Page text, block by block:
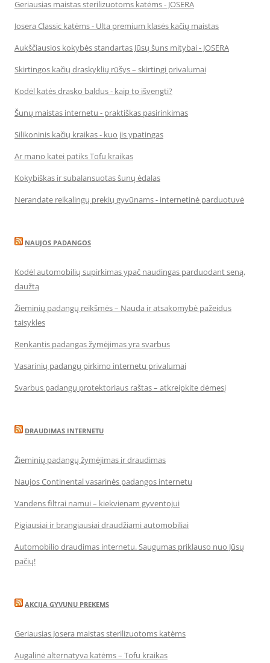
Geriausias maistas sterilizuotoms katėms - JOSERA
Josera Classic katėms - Ulta premium klasės kačių maistas
Aukščiausios kokybės standartas Jūsų šuns mitybai - JOSERA
Skirtingos kačių draskyklių rūšys – skirtingi privalumai
Kodėl katės drasko baldus - kaip to išvengti?
Šunų maistas internetu - praktiškas pasirinkimas
Silikoninis kačių kraikas - kuo jis ypatingas
Ar mano katei patiks Tofu kraikas
Kokybiškas ir subalansuotas šunų ėdalas
Nerandate reikalingų prekių gyvūnams - internetinė parduotuvė
NAUJOS PADANGOS
Kodėl automobilių supirkimas ypač naudingas parduodant seną,
daužtą
Žieminių padangų reikšmės – Nauda ir atsakomybė pažeidus
taisykles
Renkantis padangas žymėjimas yra svarbus
Vasarinių padangų pirkimo internetu privalumai
Svarbus padangų protektoriaus raštas – atkreipkite dėmesį
DRAUDIMAS INTERNETU
Žieminių padangų žymėjimas ir draudimas
Naujos Continental vasarinės padangos internetu
Vandens filtrai namui – kiekvienam gyventojui
Pigiausiai ir brangiausiai draudžiami automobiliai
Automobilio draudimas internetu. Saugumas priklauso nuo Jūsų
pačių!
AKCIJA GYVUNU PREKEMS
Geriausias Josera maistas sterilizuotoms katėms
Augalinė alternatyva katėms – Tofu kraikas